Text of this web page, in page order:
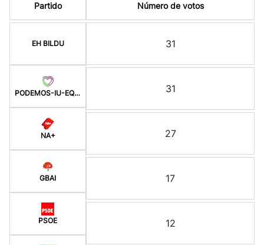
Partido
EH BILDU
PODEMOS-IU-EQUO-BATZ
NA+
GBAI
PSOE
Número de votos
31
31
27
17
12